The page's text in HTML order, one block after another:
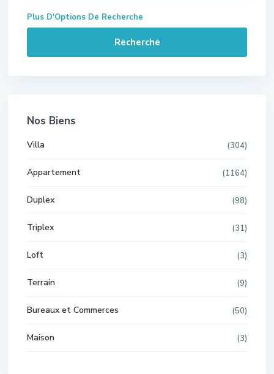
Plus D'Options De Recherche
Recherche
Nos Biens
Villa (304)
Appartement (1164)
Duplex (98)
Triplex (31)
Loft (3)
Terrain (9)
Bureaux et Commerces (50)
Maison (3)